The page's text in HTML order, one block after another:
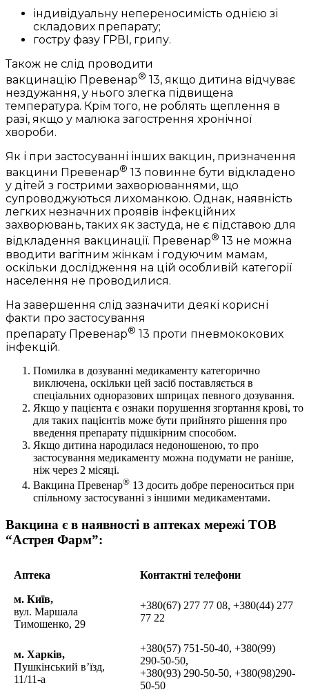
індивідуальну непереносимість однією зі
складових препарату;
гостру фазу ГРВІ, грипу.
Також не слід проводити
вакцинацію Превенар® 13, якщо дитина відчуває
нездужання, у нього злегка підвищена
температура. Крім того, не роблять щеплення в
разі, якщо у малюка загострення хронічної
хвороби.
Як і при застосуванні інших вакцин, призначення
вакцини Превенар® 13 повинне бути відкладено
у дітей з гострими захворюваннями, що
супроводжуються лихоманкою. Однак, наявність
легких незначних проявів інфекційних
захворювань, таких як застуда, не є підставою для
відкладення вакцинації. Превенар® 13 не можна
вводити вагітним жінкам і годуючим мамам,
оскільки дослідження на цій особливій категорії
населення не проводилися.
На завершення слід зазначити деякі корисні
факти про застосування
препарату Превенар® 13 проти пневмококових
інфекцій.
Помилка в дозуванні медикаменту категорично
виключена, оскільки цей засіб поставляється в
спеціальних одноразових шприцах певного дозування.
Якщо у пацієнта є ознаки порушення згортання крові, то
для таких пацієнтів може бути прийнято рішення про
введення препарату підшкірним способом.
Якщо дитина народилася недоношеною, то про
застосування медикаменту можна подумати не раніше,
ніж через 2 місяці.
Вакцина Превенар® 13 досить добре переноситься при
спільному застосуванні з іншими медикаментами.
Вакцина є в наявності в аптеках мережі ТОВ
“Астрея Фарм”:
Аптека Контактні телефони
м. Київ,
вул. Маршала
Тимошенко, 29
+380(67) 277 77 08, +380(44) 277
77 22
м. Харків,
Пушкінський в’їзд,
11/11-а
+380(57) 751-50-40, +380(99)
290-50-50,
+380(93) 290-50-50, +380(98)290-
50-50